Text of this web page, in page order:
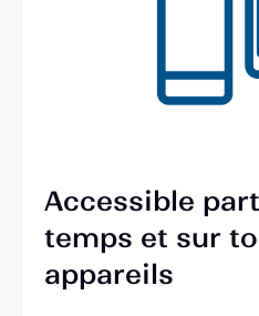
Accessible
temps et sur
appareils